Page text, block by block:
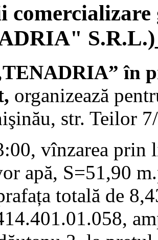
în
organizează
str. Teilor
vînzarea prin
apă, S=51,90
totală de